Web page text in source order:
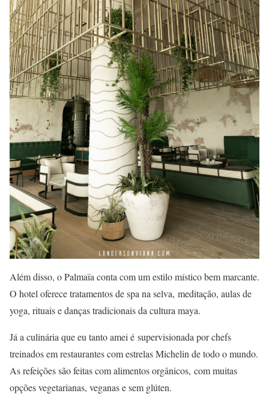
Além disso, o Palmaïa conta com um estilo místico bem marcante.
O hotel oferece tratamentos de spa na selva, meditação, aulas de
yoga, rituais e danças tradicionais da cultura maya.
Já a culinária que eu tanto amei é supervisionada por chefs
treinados em restaurantes com estrelas Michelin de todo o mundo.
As refeições são feitas com alimentos orgânicos, com muitas
opções vegetarianas, veganas e sem glúten.